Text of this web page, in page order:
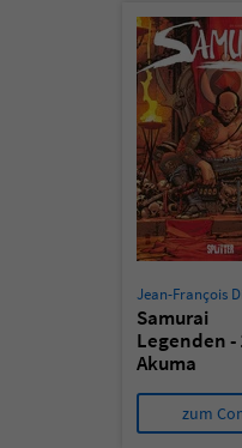
Samurai
Legenden -
Akuma
zum